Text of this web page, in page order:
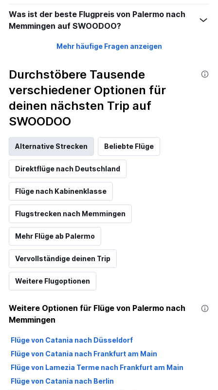
Was ist der beste Flugpreis von Palermo nach
Memmingen auf SWOODOO?
Mehr häufige Fragen anzeigen
Durchstöbere Tausende
verschiedener Optionen für
deinen nächsten Trip auf
SWOODOO
Alternative Strecken Beliebte Flüge
Direktflüge nach Deutschland
Flüge nach Kabinenklasse
Flugstrecken nach Memmingen
Mehr Flüge ab Palermo
Vervollständige deinen Trip
Weitere Flugoptionen
Weitere Optionen für Flüge von Palermo nach
Memmingen
Flüge von Catania nach Düsseldorf
Flüge von Catania nach Frankfurt am Main
Flüge von Lamezia Terme nach Frankfurt am Main
Flüge von Catania nach Berlin